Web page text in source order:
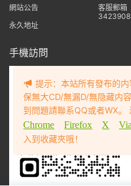
網站公告
永久地址
客服郵箱
手機訪問
提示：本站所有發布的
保無大CD/無漏D/無隐藏内
到問題請聯系QQ或者WX。
Chrome
Firefox X Via
入到收藏夾哦！